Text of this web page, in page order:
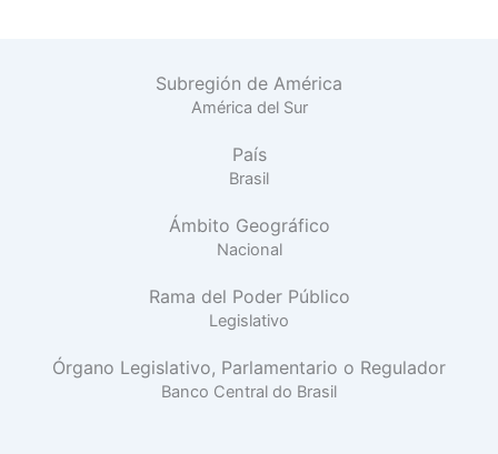
Subregión de América
América del Sur
País
Brasil
Ámbito Geográfico
Nacional
Rama del Poder Público
Legislativo
Órgano Legislativo, Parlamentario o Regulador
Banco Central do Brasil